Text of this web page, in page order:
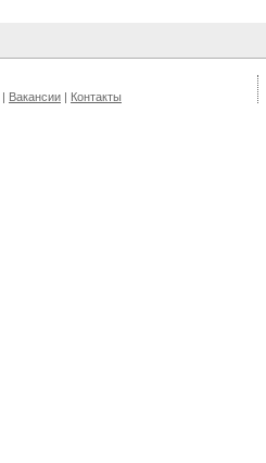
| Вакансии | Контакты